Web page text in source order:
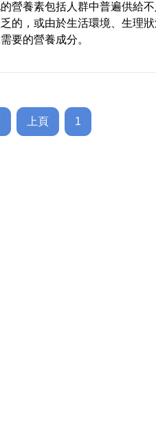
營養素包括人群中普遍供給
的，或由於生活環境、生理
要的營養成分。
上頁 1